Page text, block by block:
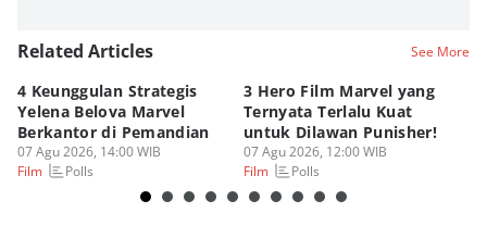
Related Articles See More
4 Keunggulan Strategis
Yelena Belova Marvel
Berkantor di Pemandian
07 Agu 2026, 14:00 WIB
Film
Polls
3 Hero Film Marvel yang
Ternyata Terlalu Kuat
untuk Dilawan Punisher!
07 Agu 2026, 12:00 WIB
Film
Polls